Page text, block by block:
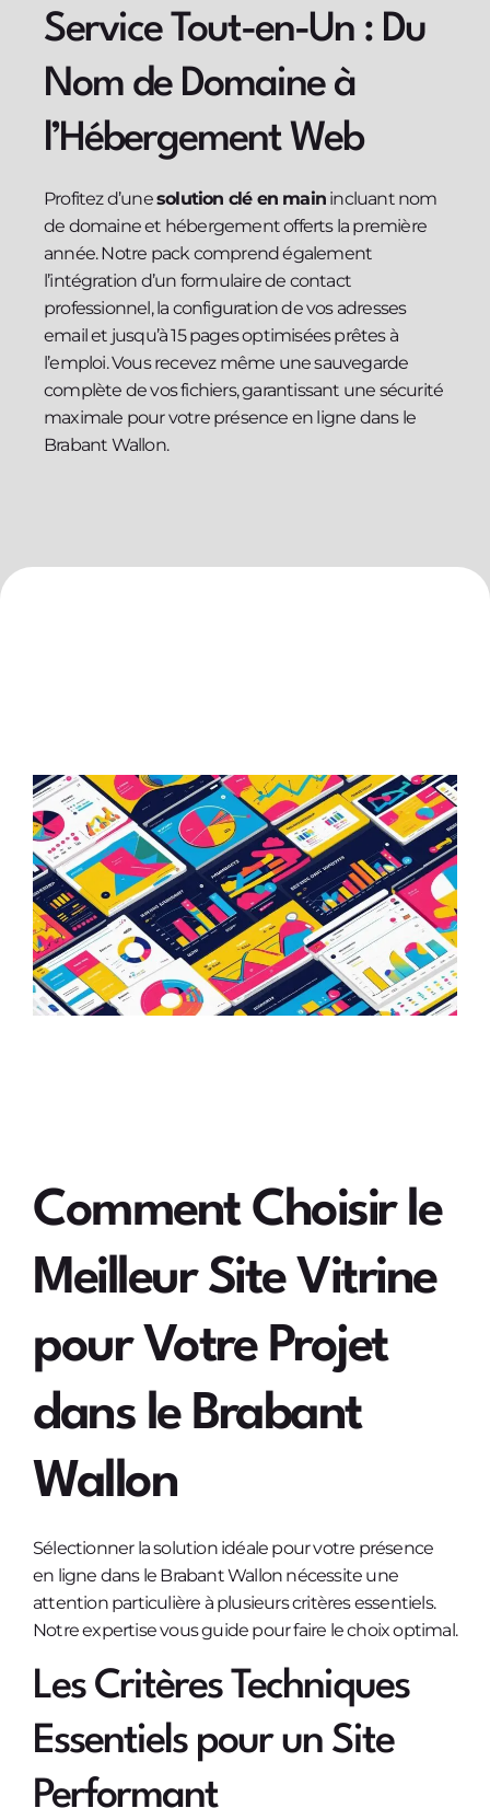
Service Tout-en-Un : Du
Nom de Domaine à
l’Hébergement Web
Profitez d’unesolution clé en main incluant nom
de domaine et hébergement offerts la première
année. Notre pack comprend également
l’intégration d’un formulaire de contact
professionnel, la configuration de vos adresses
email et jusqu’à 15 pages optimisées prêtes à
l’emploi. Vous recevez même une sauvegarde
complète de vos fichiers, garantissant une sécurité
maximale pour votre présence en ligne dans le
Brabant Wallon.
Comment Choisir le
Meilleur Site Vitrine
pour Votre Projet
dans le Brabant
Wallon
Sélectionner la solution idéale pour votre présence
en ligne dans le Brabant Wallon nécessite une
attention particulière à plusieurs critères essentiels.
Notre expertise vous guide pour faire le choix optimal.
Les Critères Techniques
Essentiels pour un Site
Performant